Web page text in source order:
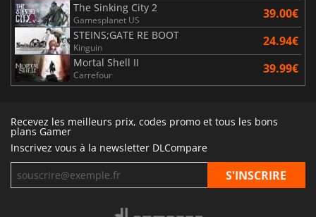
The Sinking City 2
Gamesplanet US 39.00€
STEINS;GATE RE BOOT
Kinguin 24.94€
Mortal Shell II
Carrefour 39.99€
Recevez les meilleurs prix, codes promo et tous les bons
plans Gamer
Inscrivez vous à la newsletter DLCompare